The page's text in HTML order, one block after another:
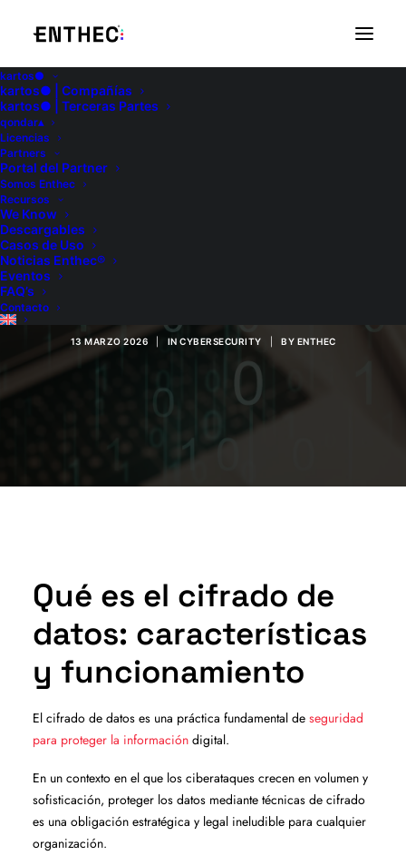
kartos●
kartos● | Compañías
kartos● | Terceras Partes
qondar▴
Licencias
Partners
Portal del Partner
Somos Enthec
Recursos
We Know
Descargables
Casos de Uso
Noticias Enthec®
Eventos
FAQ’s
Contacto
Qué es el cifrado de
datos: características
13 MARZO 2026 IN CYBERSECURITY BY ENTHEC
Qué es el cifrado de
datos: características
y funcionamiento
El cifrado de datos es una práctica fundamental de seguridad
para proteger la información digital.
En un contexto en el que los ciberataques crecen en volumen y
sofisticación, proteger los datos mediante técnicas de cifrado
es una obligación estratégica y legal ineludible para cualquier
organización.